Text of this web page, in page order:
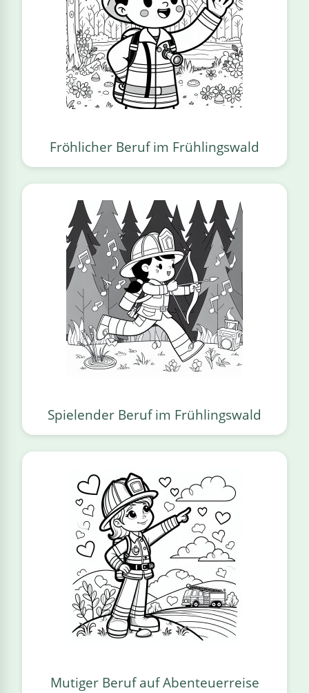
Fröhlicher Beruf im Frühlingswald
Spielender Beruf im Frühlingswald
Mutiger Beruf auf Abenteuerreise